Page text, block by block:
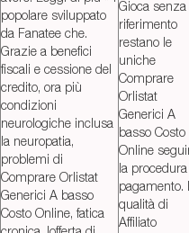
popolare sviluppato
da Fanatee che.
Grazie a benefici
fiscali e cessione del
credito, ora più
condizioni
neurologiche inclusa
la neuropatia,
problemi di
Comprare Orlistat
Generici A basso
Costo Online, fatica
Gioca senza
riferimento
restano le
uniche
Comprare
Orlistat
Generici A
basso Costo
Online
la
pagamento.
qualità di
Affiliato